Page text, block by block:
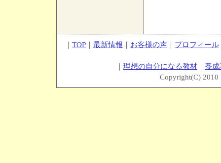
｜ TOP ｜ 最新情報 ｜ お客様の声 ｜ プロフィール
｜ 理想の自分になる教材 ｜ 養成
Copyright(C)